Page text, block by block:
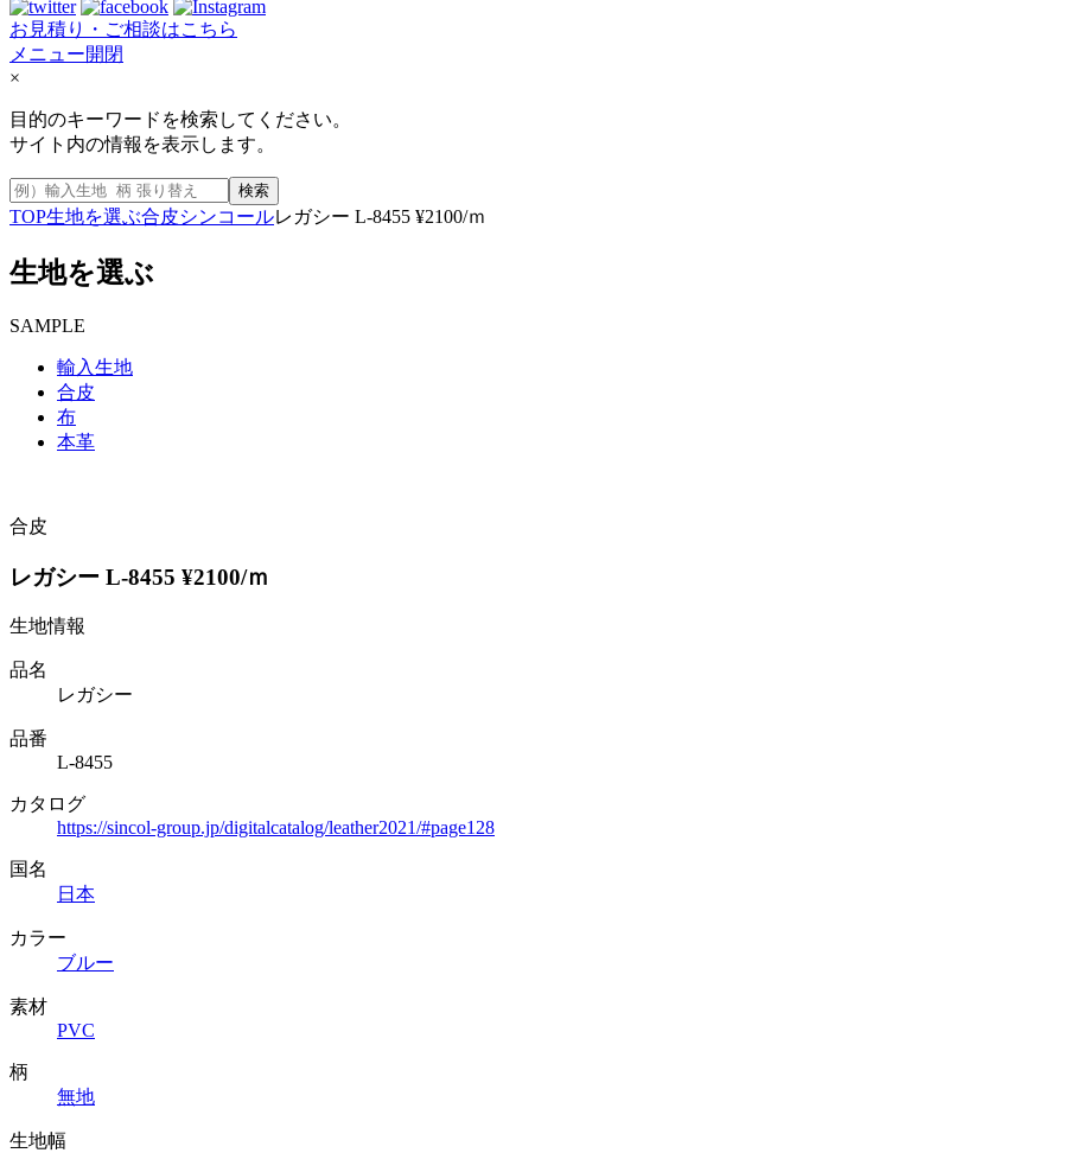
お見積り・ご相談はこちら
メニュー開閉
×
目的のキーワードを検索してください。
サイト内の情報を表示します。
検索
TOP生地を選ぶ合皮シンコールレガシー L-8455 ¥2100/ｍ
生地を選ぶ
SAMPLE
輸入生地
合皮
布
本革
合皮
レガシー L-8455 ¥2100/ｍ
生地情報
品名
レガシー
品番
L-8455
カタログ
https://sincol-group.jp/digitalcatalog/leather2021/#page128
国名
日本
カラー
ブルー
素材
PVC
柄
無地
生地幅